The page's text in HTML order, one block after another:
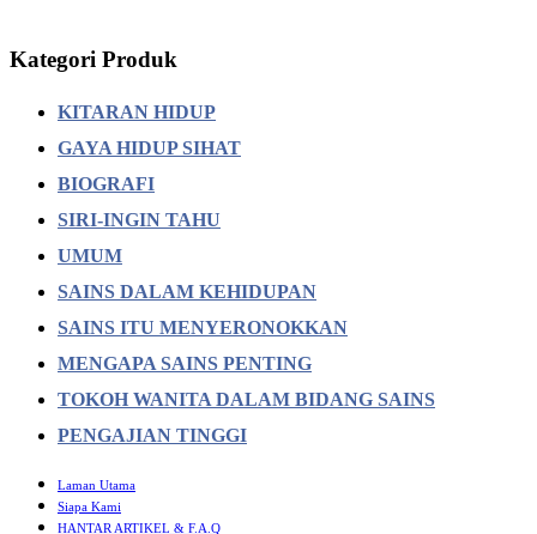
Kategori Produk
KITARAN HIDUP
GAYA HIDUP SIHAT
BIOGRAFI
SIRI-INGIN TAHU
UMUM
SAINS DALAM KEHIDUPAN
SAINS ITU MENYERONOKKAN
MENGAPA SAINS PENTING
TOKOH WANITA DALAM BIDANG SAINS
PENGAJIAN TINGGI
Laman Utama
Siapa Kami
HANTAR ARTIKEL & F.A.Q